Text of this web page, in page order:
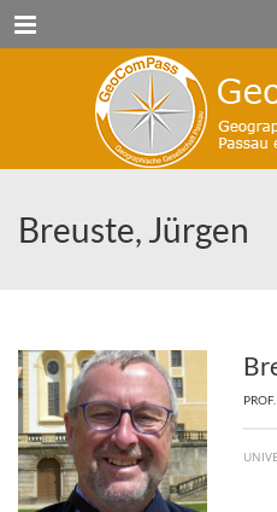
Menu
Breuste, Jürgen